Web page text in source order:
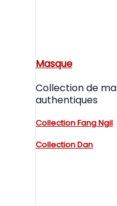
Masque
Collection de
authentiques
Collection Fang Ngil
Collection Dan